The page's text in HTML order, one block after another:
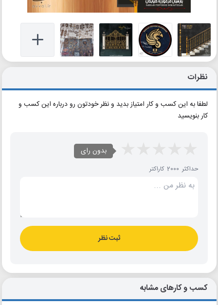
نظرات
لطفا به این کسب و کار امتیاز بدید و نظر خودتون رو درباره این کسب و
کار بنویسید
بدون رای
حداکثر 2000 کاراکتر
ثبت نظر
کسب و کارهای مشابه